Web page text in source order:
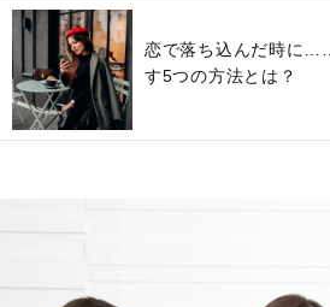
恋で落ち込んだ時に
す5つの方法とは？